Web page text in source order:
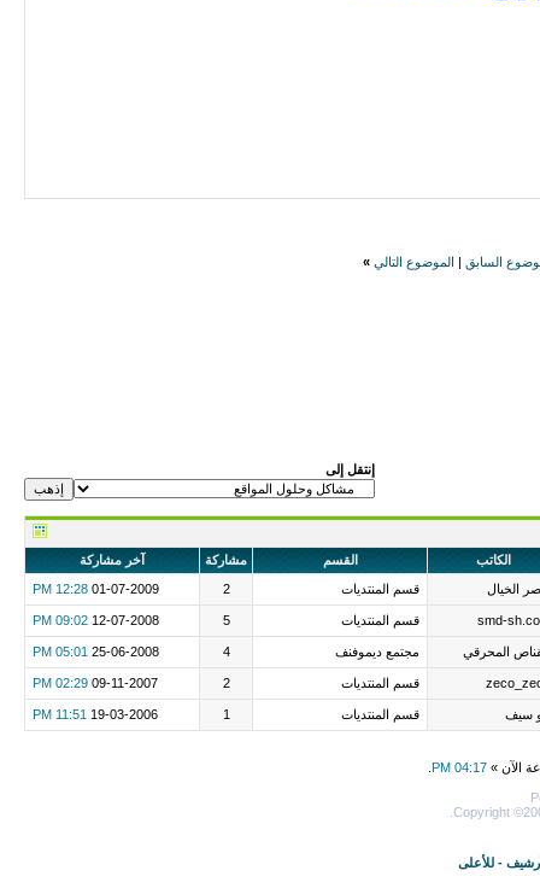
السابق الموضوع التالي »
إنتقل إلى
الكاتب القسم مشاركة
آخر مشاركة
الخيال
قسم المنتديات 2
01-07-2009
12:28 PM
smd- قسم المنتديات 5
12-07-2008
09:02 PM
المحرقي مجتمع ديموفنف 4
25-06-2008
05:01 PM
قسم المنتديات 2
09-11-2007
02:29 PM
سيف قسم المنتديات 1
19-03-2006
11:51 PM
الآن » 04:17 PM
Copyright
- للأعلى